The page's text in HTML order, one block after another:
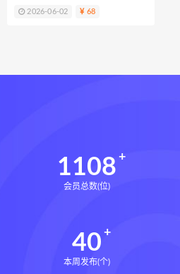
六爻万象答疑全书网
六爻万象答疑全书pdf
道家八字化解指导册
道家八字化解指导册
2026-06-02 68
1108
会员总数(位)
40
本周发布(个)